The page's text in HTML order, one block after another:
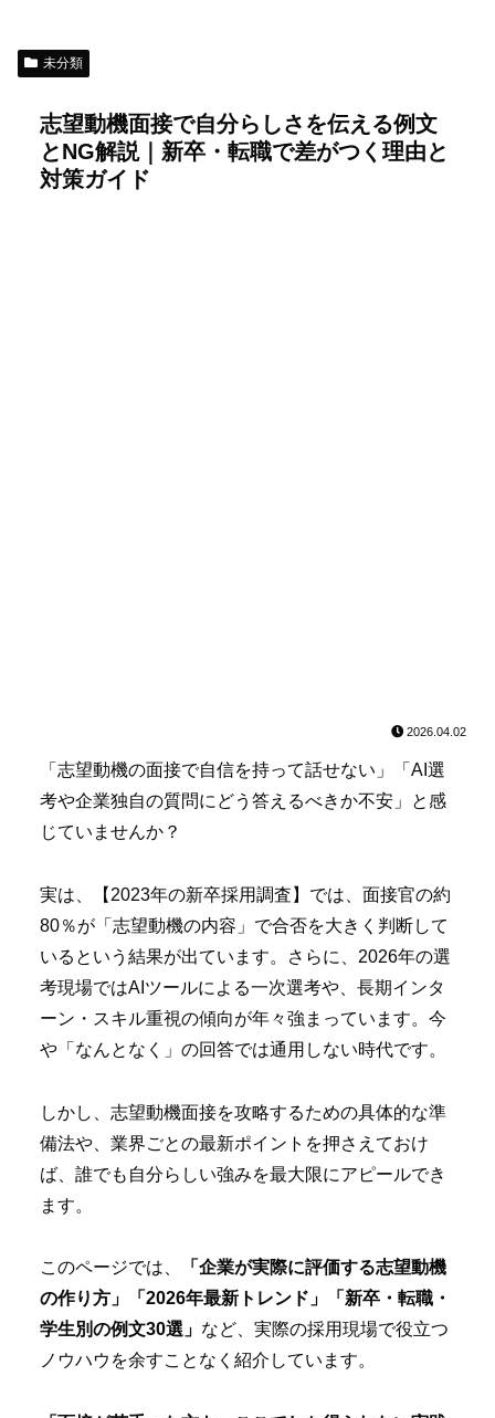
未分類
志望動機面接で自分らしさを伝える例文
とNG解説｜新卒・転職で差がつく理由と
対策ガイド
2026.04.02
「志望動機の面接で自信を持って話せない」「AI選
考や企業独自の質問にどう答えるべきか不安」と感
じていませんか？
実は、【2023年の新卒採用調査】では、面接官の約
80％が「志望動機の内容」で合否を大きく判断して
いるという結果が出ています。さらに、2026年の選
考現場ではAIツールによる一次選考や、長期インタ
ーン・スキル重視の傾向が年々強まっています。今
や「なんとなく」の回答では通用しない時代です。
しかし、志望動機面接を攻略するための具体的な準
備法や、業界ごとの最新ポイントを押さえておけ
ば、誰でも自分らしい強みを最大限にアピールでき
ます。
このページでは、
「企業が実際に評価する志望動機
の作り方」「2026年最新トレンド」「新卒・転職・
学生別の例文30選」 など、実際の採用現場で役立つ
ノウハウを余すことなく紹介しています。